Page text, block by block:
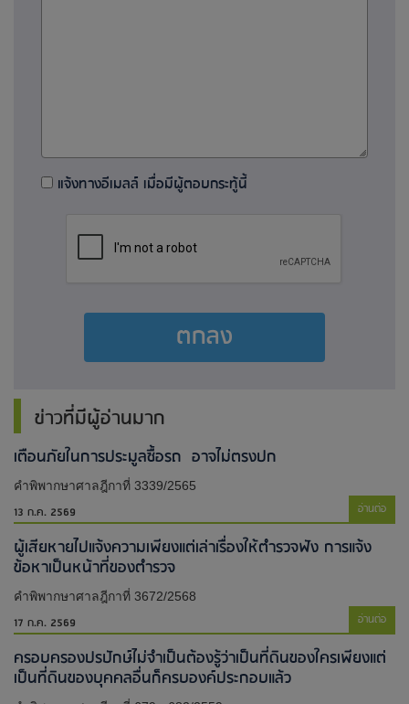
แจ้งทางอีเมลล์ เมื่อมีผู้ตอบกระทู้นี้
ตกลง
ข่าวที่มีผู้อ่านมาก
เตือนภัยในการประมูลซื้อรถ อาจไม่ตรงปก
คำพิพากษาศาลฎีกาที่ 3339/2565
13 ก.ค. 2569 อ่านต่อ
ผู้เสียหายไปแจ้งความเพียงแต่เล่าเรื่องให้ตำรวจฟัง การแจ้ง
ข้อหาเป็นหน้าที่ของตำรวจ
คำพิพากษาศาลฎีกาที่ 3672/2568
17 ก.ค. 2569 อ่านต่อ
ครอบครองปรปักษ์ไม่จำเป็นต้องรู้ว่าเป็นที่ดินของใครเพียงแต่
เป็นที่ดินของบุคคลอื่นก็ครบองค์ประกอบแล้ว